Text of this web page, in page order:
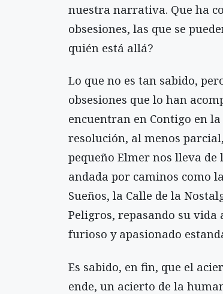
nuestra narrativa. Que ha
obsesiones, las que se
quién está allá?
Lo que no es tan sabido,
obsesiones que lo han
encuentran en Contigo en
resolución, al menos
pequeño Elmer nos lleva
andada por caminos como
Sueños, la Calle de la
Peligros, repasando su
furioso y apasionado
Es sabido, en fin, que el
ende, un acierto de la